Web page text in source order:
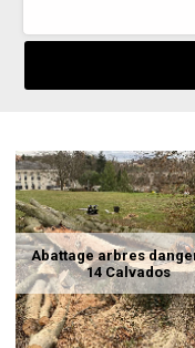
Abattage arbres
14 Calvados